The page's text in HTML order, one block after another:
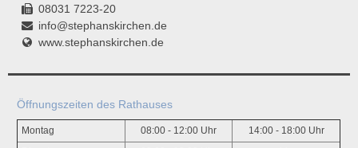
08031 7223-20
info@stephanskirchen.de
www.stephanskirchen.de
Öffnungszeiten des Rathauses
Montag 08:00 - 12:00 Uhr 14:00 - 18:00 Uhr